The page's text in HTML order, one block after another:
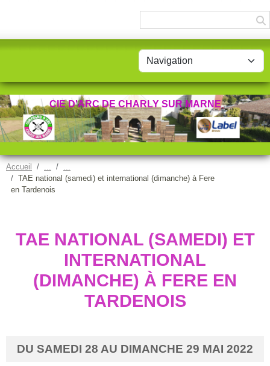
CIE D'ARC DE CHARLY SUR MARNE
Accueil
TAE national (samedi) et international (dimanche) à Fere
en Tardenois
TAE NATIONAL (SAMEDI) ET
INTERNATIONAL
(DIMANCHE) À FERE EN
TARDENOIS
DU SAMEDI 28 AU DIMANCHE 29 MAI 2022